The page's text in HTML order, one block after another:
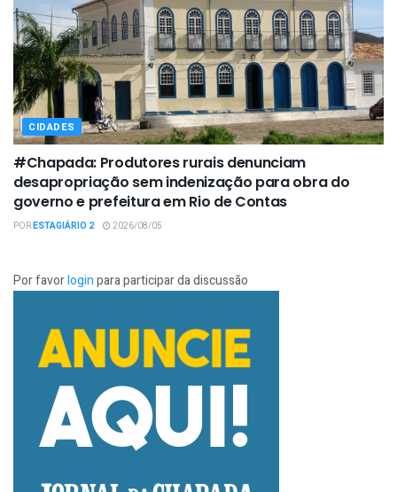
CIDADES
#Chapada: Produtores rurais denunciam
desapropriação sem indenização para obra do
governo e prefeitura em Rio de Contas
PORESTAGIÁRIO 2 2026/08/05
Por favorloginpara participar da discussão